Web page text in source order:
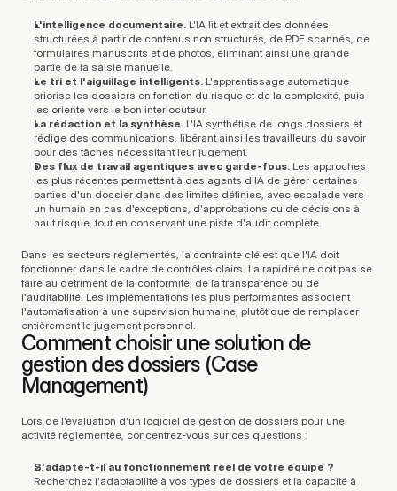
L'intelligence documentaire. L'IA lit et extrait des données
structurées à partir de contenus non structurés, de PDF scannés, de
formulaires manuscrits et de photos, éliminant ainsi une grande
partie de la saisie manuelle.
Le tri et l'aiguillage intelligents. L'apprentissage automatique
priorise les dossiers en fonction du risque et de la complexité, puis
les oriente vers le bon interlocuteur.
La rédaction et la synthèse. L'IA synthétise de longs dossiers et
rédige des communications, libérant ainsi les travailleurs du savoir
pour des tâches nécessitant leur jugement.
Des flux de travail agentiques avec garde-fous. Les approches
les plus récentes permettent à des agents d'IA de gérer certaines
parties d'un dossier dans des limites définies, avec escalade vers
un humain en cas d'exceptions, d'approbations ou de décisions à
haut risque, tout en conservant une piste d'audit complète.
Dans les secteurs réglementés, la contrainte clé est que l'IA doit
fonctionner dans le cadre de contrôles clairs. La rapidité ne doit pas se
faire au détriment de la conformité, de la transparence ou de
l'auditabilité. Les implémentations les plus performantes associent
l'automatisation à une supervision humaine, plutôt que de remplacer
entièrement le jugement personnel.
Comment choisir une solution de
gestion des dossiers (Case
Management)
Lors de l'évaluation d'un logiciel de gestion de dossiers pour une
activité réglementée, concentrez-vous sur ces questions :
S'adapte-t-il au fonctionnement réel de votre équipe ?
Recherchez l'adaptabilité à vos types de dossiers et la capacité à